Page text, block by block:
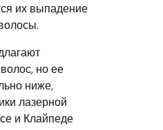
их выпадение
но ее
ниже,
лазерной
и Клайпеде